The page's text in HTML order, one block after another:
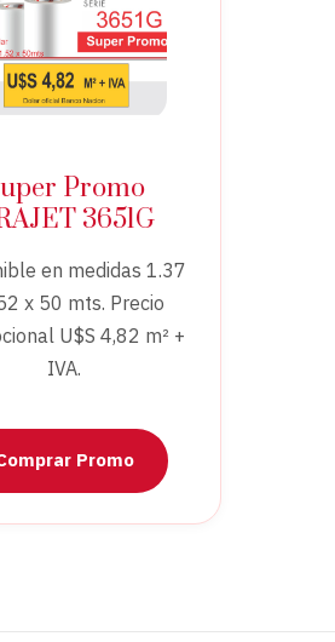
Promo
3651G
en medidas 1.37
x 50 mts. Precio
U$S 4,82 m² +
IVA.
Promo